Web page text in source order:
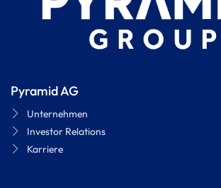
Pyramid AG
Unternehmen
Investor Relations
Karriere